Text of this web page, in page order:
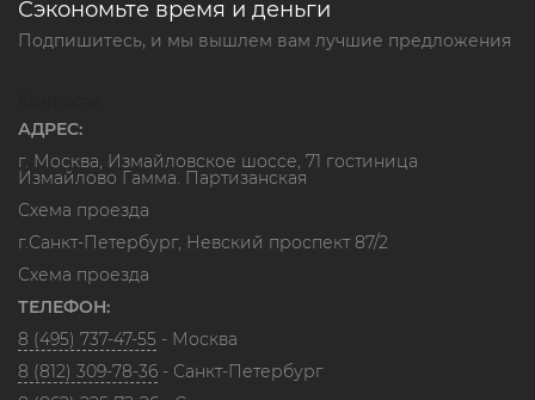
Сэкономьте время и деньги
Подпишитесь, и мы вышлем вам лучшие предложения
АДРЕС:
г. Москва, Измайловское шоссе, 71 гостиница
Измайлово Гамма. Партизанская
Схема проезда
г.Санкт-Петербург, Невский проспект 87/2
Схема проезда
ТЕЛЕФОН:
8 (495) 737-47-55 - Москва
8 (812) 309-78-36 - Санкт-Петербург